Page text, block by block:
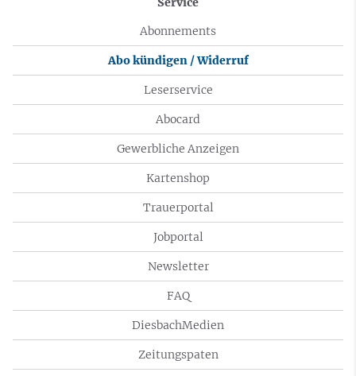
Abonnements
Abo kündigen / Widerruf
Leserservice
Abocard
Gewerbliche Anzeigen
Kartenshop
Trauerportal
Jobportal
Newsletter
FAQ
DiesbachMedien
Zeitungspaten